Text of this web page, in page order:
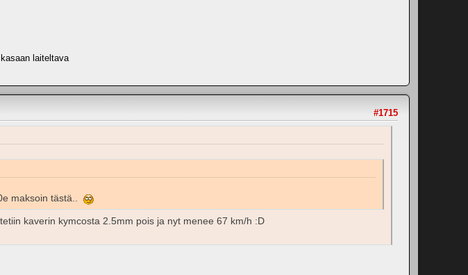
laiteltava
#1715
maksoin tästä..
kaverin kymcosta 2.5mm pois ja nyt menee 67 km/h :D